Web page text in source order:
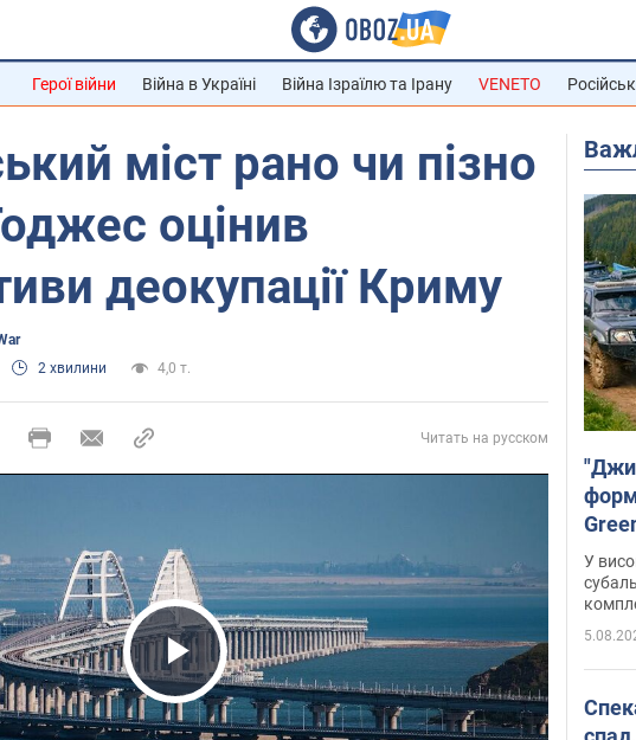
Герої війни Війна в Україні Війна Ізраїлю та Ірану VENETO
міст рано чи пізно
оцінив
деокупації Криму
2 хвилини 4,0 т.
Читать на русском
Play Video
У